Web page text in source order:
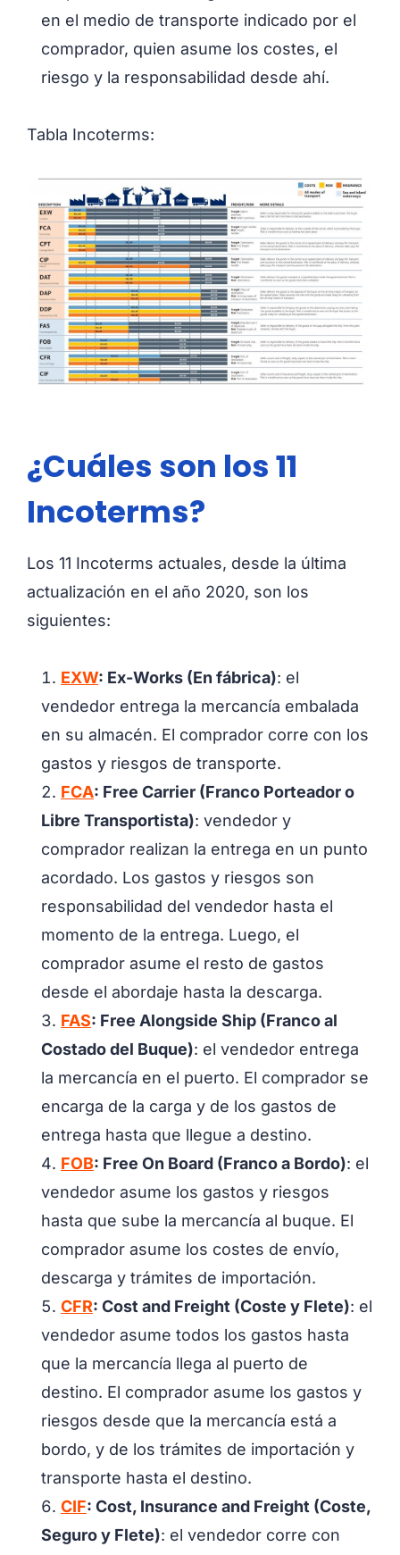
en el medio de transporte indicado por el
comprador, quien asume los costes, el
riesgo y la responsabilidad desde ahí.
Tabla Incoterms:
¿Cuáles son los 11
Incoterms?
Los 11 Incoterms actuales, desde la última
actualización en el año 2020, son los
siguientes:
EXW: Ex-Works (En fábrica): el
vendedor entrega la mercancía embalada
en su almacén. El comprador corre con los
gastos y riesgos de transporte.
FCA: Free Carrier (Franco Porteador o
Libre Transportista): vendedor y
comprador realizan la entrega en un punto
acordado. Los gastos y riesgos son
responsabilidad del vendedor hasta el
momento de la entrega. Luego, el
comprador asume el resto de gastos
desde el abordaje hasta la descarga.
FAS: Free Alongside Ship (Franco al
Costado del Buque): el vendedor entrega
la mercancía en el puerto. El comprador se
encarga de la carga y de los gastos de
entrega hasta que llegue a destino.
FOB: Free On Board (Franco a Bordo): el
vendedor asume los gastos y riesgos
hasta que sube la mercancía al buque. El
comprador asume los costes de envío,
descarga y trámites de importación.
CFR: Cost and Freight (Coste y Flete): el
vendedor asume todos los gastos hasta
que la mercancía llega al puerto de
destino. El comprador asume los gastos y
riesgos desde que la mercancía está a
bordo, y de los trámites de importación y
transporte hasta el destino.
CIF: Cost, Insurance and Freight (Coste,
Seguro y Flete): el vendedor corre con